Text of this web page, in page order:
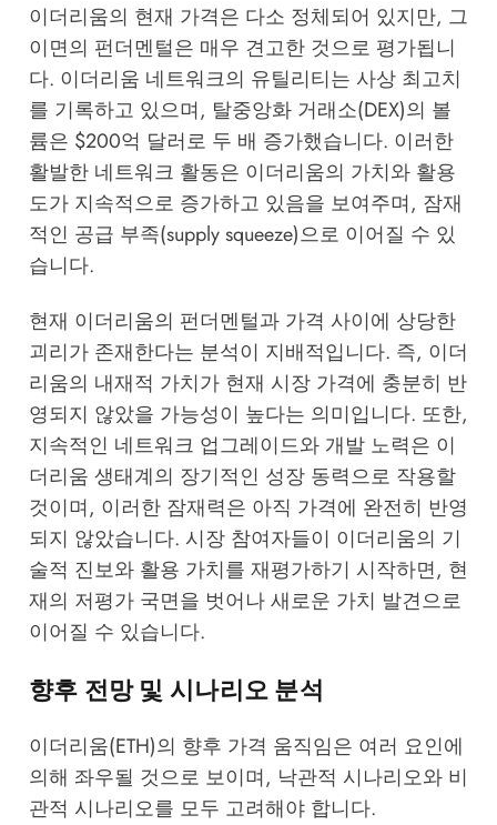
이더리움의 현재 가격은 다소 정체되어 있지만, 그
이면의 펀더멘털은 매우 견고한 것으로 평가됩니
다. 이더리움 네트워크의 유틸리티는 사상 최고치
를 기록하고 있으며, 탈중앙화 거래소(DEX)의 볼
륨은 $200억 달러로 두 배 증가했습니다. 이러한
활발한 네트워크 활동은 이더리움의 가치와 활용
도가 지속적으로 증가하고 있음을 보여주며, 잠재
적인 공급 부족(supply squeeze)으로 이어질 수 있
습니다.
현재 이더리움의 펀더멘털과 가격 사이에 상당한
괴리가 존재한다는 분석이 지배적입니다. 즉, 이더
리움의 내재적 가치가 현재 시장 가격에 충분히 반
영되지 않았을 가능성이 높다는 의미입니다. 또한,
지속적인 네트워크 업그레이드와 개발 노력은 이
더리움 생태계의 장기적인 성장 동력으로 작용할
것이며, 이러한 잠재력은 아직 가격에 완전히 반영
되지 않았습니다. 시장 참여자들이 이더리움의 기
술적 진보와 활용 가치를 재평가하기 시작하면, 현
재의 저평가 국면을 벗어나 새로운 가치 발견으로
이어질 수 있습니다.
향후 전망 및 시나리오 분석
이더리움(ETH)의 향후 가격 움직임은 여러 요인에
의해 좌우될 것으로 보이며, 낙관적 시나리오와 비
관적 시나리오를 모두 고려해야 합니다.